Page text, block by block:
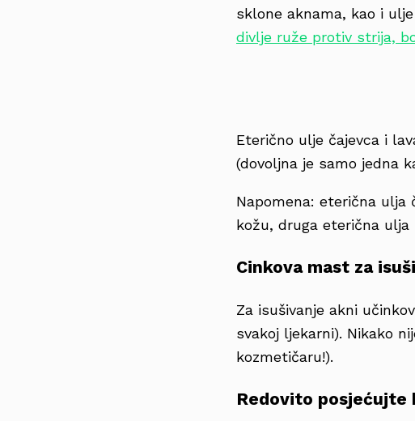
sklone aknama, kao i
divlje ruže protiv strija,
Eterično ulje čajevca i
(dovoljna je samo jedna
Napomena: eterična ulja
kožu, druga eterična
Cinkova mast za
Za isušivanje akni
svakoj ljekarni). Nikako
kozmetičaru!).
Redovito posjećujte